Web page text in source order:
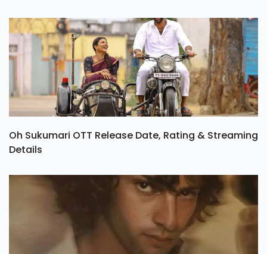
Oh Sukumari OTT Release Date, Rating & Streaming
Details